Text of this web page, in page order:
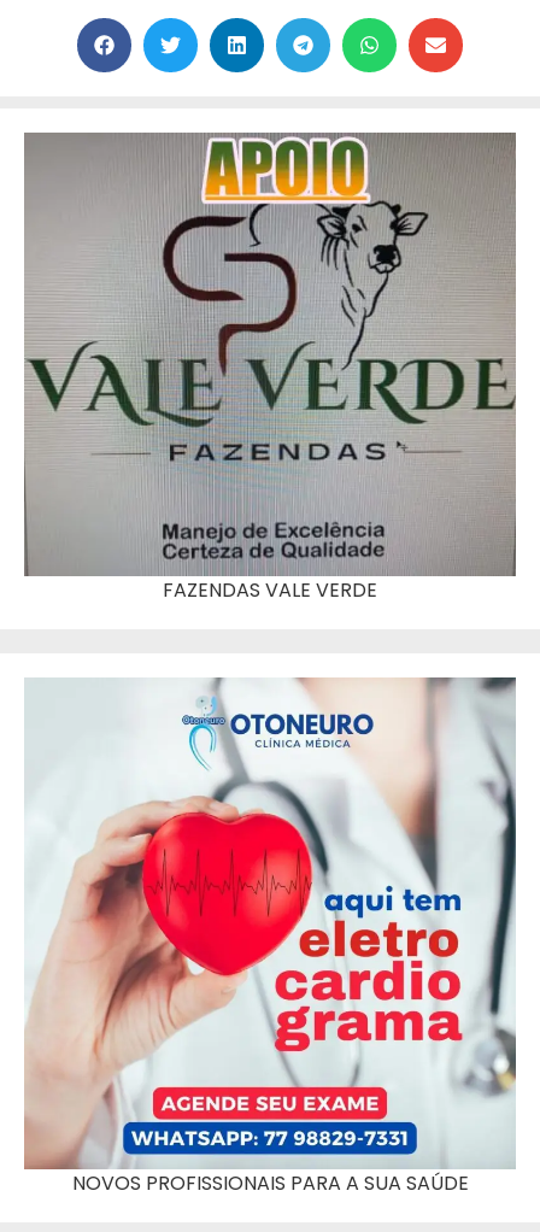
FAZENDAS VALE VERDE
NOVOS PROFISSIONAIS PARA A SUA SAÚDE